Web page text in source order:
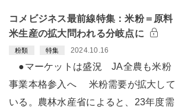
コメビジネス最前線特集：米粉＝原料
米生産の拡大問われる分岐点に
粉類 特集 2024.10.16
●マーケットは盛況 JA全農も米粉
事業本格参入へ 米粉需要が拡大して
いる。農林水産省によると、23年度需